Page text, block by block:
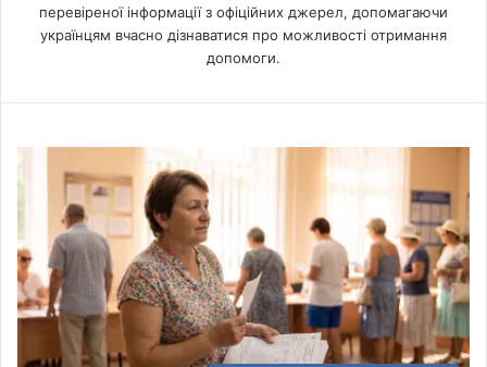
перевіреної інформації з офіційних джерел, допомагаючи
українцям вчасно дізнаватися про можливості отримання
допомоги.